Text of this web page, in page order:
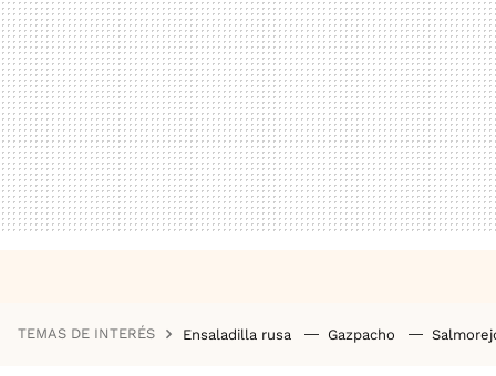
TEMAS DE INTERÉS Ensaladilla rusa Gazpacho